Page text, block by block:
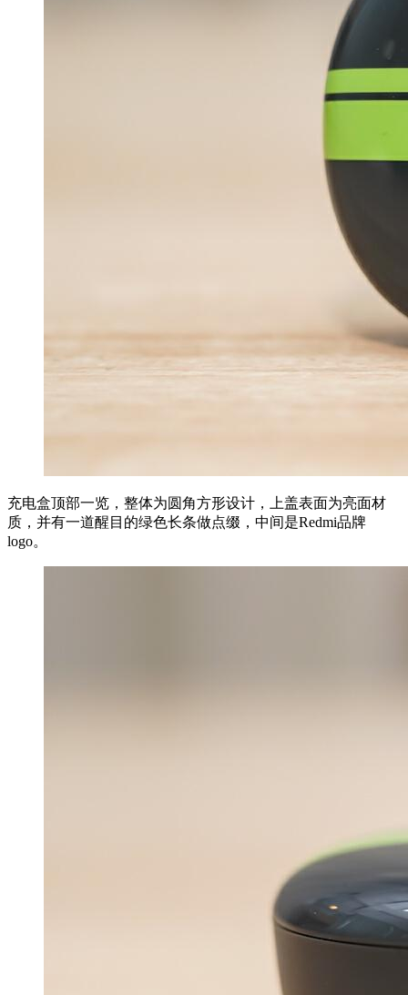
充电盒顶部一览，整体为圆角方形设计，上盖表面为亮面材
质，并有一道醒目的绿色长条做点缀，中间是Redmi品牌
logo。